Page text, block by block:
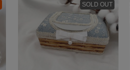
SOLD OUT